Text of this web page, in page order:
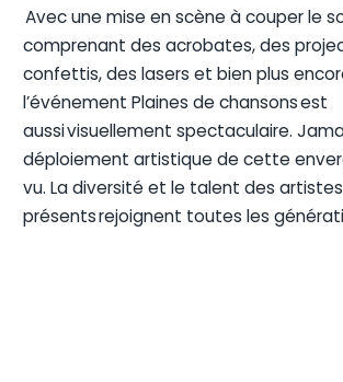
Avec une mise en scène à couper le
comprenant des acrobates, des
confettis, des lasers et bien plus
l’événement Plaines de chansons est
aussi visuellement spectaculaire.
déploiement artistique de cette
vu. La diversité et le talent des artistes
présents rejoignent toutes les